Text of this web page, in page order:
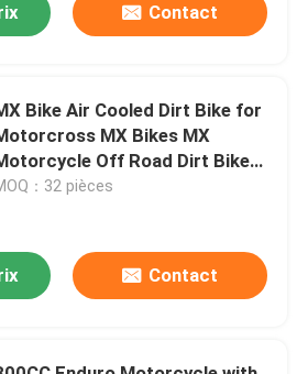
Contact
Bike Air Cooled Dirt Bike for
MX Bikes MX
Off Road Dirt Bike
Enduro KEWS Dirtbike
：32 pièces
Contact